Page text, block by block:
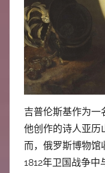
吉普伦斯基作为一
他创作的诗人亚历
而，俄罗斯博物馆
1812年卫国战争